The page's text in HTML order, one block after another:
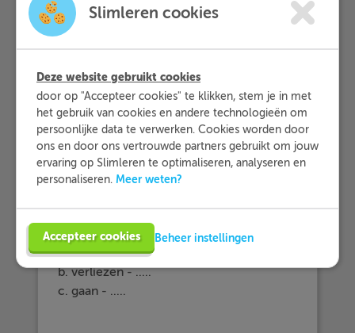
Als er een hoofdpersoon "je/jij"
gebruik je de ik-vorm van het
Voorbeeldvraag
werkwoorden?
a. worden - .....
b. verliezen - .....
c. gaan - .....
Slimleren cookies
Deze website gebruikt cookies
door op "Accepteer cookies" te klikken, stem je in met
het gebruik van cookies en andere technologieën om
persoonlijke data te verwerken. Cookies worden door
ons en door ons vertrouwde partners gebruikt om jouw
ervaring op Slimleren te optimaliseren, analyseren en
personaliseren. Meer weten?
Accepteer cookies Beheer instellingen